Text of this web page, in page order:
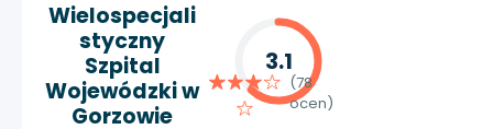
Wielospecjali
styczny
Szpital
Wojewódzki w
Gorzowie
3.1
(78
ocen)